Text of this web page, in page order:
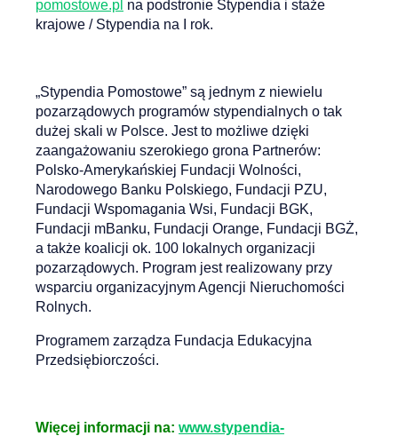
pomostowe.pl na podstronie Stypendia i staże
krajowe / Stypendia na I rok.
„Stypendia Pomostowe” są jednym z niewielu
pozarządowych programów stypendialnych o tak
dużej skali w Polsce. Jest to możliwe dzięki
zaangażowaniu szerokiego grona Partnerów:
Polsko-Amerykańskiej Fundacji Wolności,
Narodowego Banku Polskiego, Fundacji PZU,
Fundacji Wspomagania Wsi, Fundacji BGK,
Fundacji mBanku, Fundacji Orange, Fundacji BGŻ,
a także koalicji ok. 100 lokalnych organizacji
pozarządowych. Program jest realizowany przy
wsparciu organizacyjnym Agencji Nieruchomości
Rolnych.
Programem zarządza Fundacja Edukacyjna
Przedsiębiorczości.
Więcej informacji na: www.stypendia-